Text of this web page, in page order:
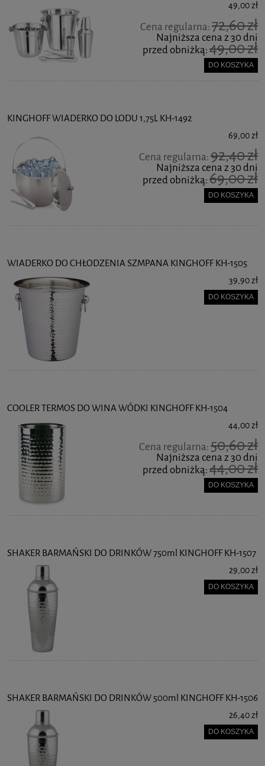
49,00 zł
Cena regularna:72,60 zł
Najniższa cena z 30 dni
przed obniżką:49,00 zł
DO KOSZYKA
KINGHOFF WIADERKO DO LODU 1,75L KH-1492
69,00 zł
Cena regularna:92,40 zł
Najniższa cena z 30 dni
przed obniżką:69,00 zł
DO KOSZYKA
WIADERKO DO CHŁODZENIA SZMPANA KINGHOFF KH-1505
39,90 zł
DO KOSZYKA
COOLER TERMOS DO WINA WÓDKI KINGHOFF KH-1504
44,00 zł
Cena regularna:50,60 zł
Najniższa cena z 30 dni
przed obniżką:44,00 zł
DO KOSZYKA
SHAKER BARMAŃSKI DO DRINKÓW 750ml KINGHOFF KH-1507
29,00 zł
DO KOSZYKA
SHAKER BARMAŃSKI DO DRINKÓW 500ml KINGHOFF KH-1506
26,40 zł
DO KOSZYKA